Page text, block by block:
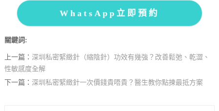
WhatsApp立即預約
關鍵詞:
上一篇： 深圳私密緊緻針（縮陰針）功效有幾強？改善鬆弛、乾澀、
性敏感度全解
下一篇： 深圳私密緊緻針一次價錢貴唔貴？醫生教你點揀最抵方案